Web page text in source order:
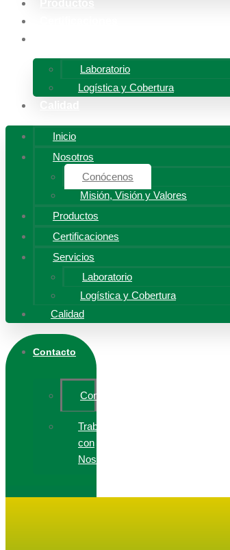
Laboratorio
Logística y Cobertura
Inicio
Nosotros
Conócenos
Misión, Visión y Valores
Productos
Certificaciones
Servicios
Laboratorio
Logística y Cobertura
Calidad
Contacto
Contáctanos
Trabaja
con
Nosotros